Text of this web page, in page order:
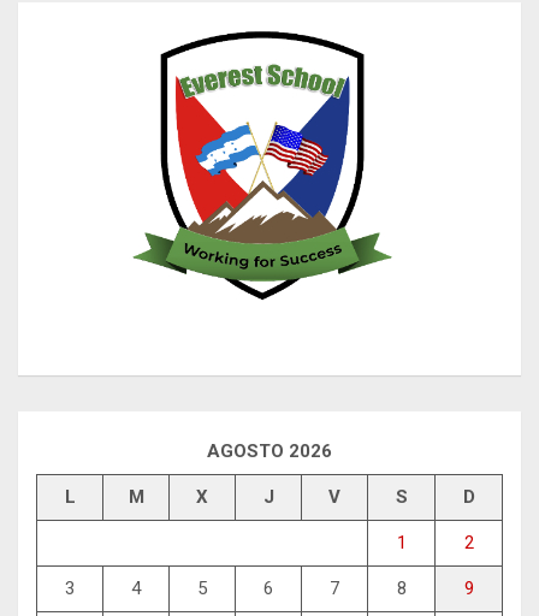
AGOSTO 2026
L M X J V S D
1 2
3 4 5 6 7 8 9